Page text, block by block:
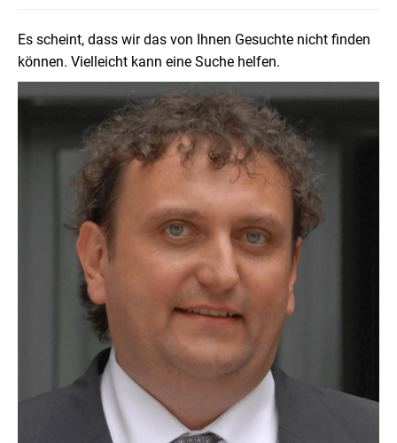
Es scheint, dass wir das von Ihnen Gesuchte nicht finden
können. Vielleicht kann eine Suche helfen.